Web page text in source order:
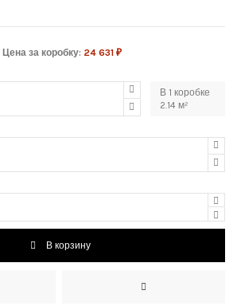
Цена за коробку: 24 631 ₽
В 1 коробке
2.14м²
В корзину